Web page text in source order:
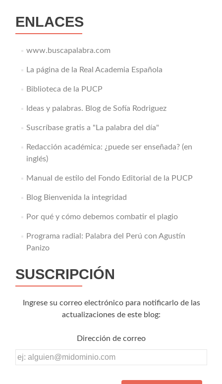
ENLACES
www.buscapalabra.com
La página de la Real Academia Española
Biblioteca de la PUCP
Ideas y palabras. Blog de Sofía Rodriguez
Suscríbase gratis a "La palabra del día"
Redacción académica: ¿puede ser enseñada? (en
inglés)
Manual de estilo del Fondo Editorial de la PUCP
Blog Bienvenida la integridad
Por qué y cómo debemos combatir el plagio
Programa radial: Palabra del Perú con Agustín
Panizo
SUSCRIPCIÓN
Ingrese su correo electrónico para notificarlo de las
actualizaciones de este blog:
Dirección de correo
Dirección
de
correo